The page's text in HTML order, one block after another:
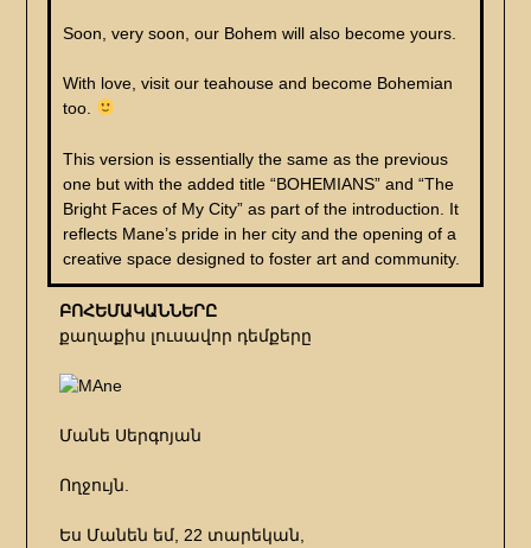
Soon, very soon, our Bohem will also become yours.
With love, visit our teahouse and become Bohemian
too.
This version is essentially the same as the previous
one but with the added title “BOHEMIANS” and “The
Bright Faces of My City” as part of the introduction. It
reflects Mane’s pride in her city and the opening of a
creative space designed to foster art and community.
ԲՈՀԵՄԱԿԱՆՆԵՐԸ
քաղաքիս լուսավոր դեմքերը
Մանե Սերգոյան
Ողջույն.
Ես Մանեն եմ, 22 տարեկան,